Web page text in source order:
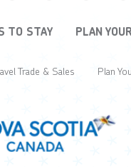
TO STAY PLAN
Trade & Sales Plan